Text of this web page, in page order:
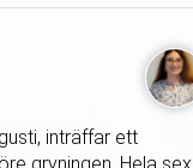
inträffar ett